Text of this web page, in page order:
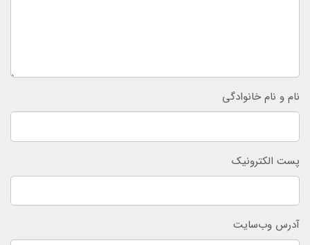
نام و نام خانوادگی
پست الکترونیک
آدرس وب‌سایت